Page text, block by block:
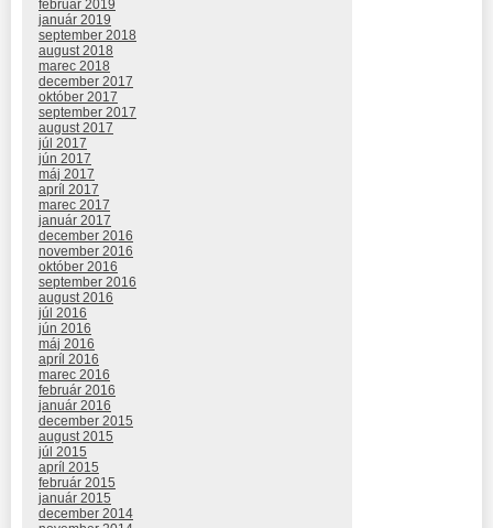
február 2019
január 2019
september 2018
august 2018
marec 2018
december 2017
október 2017
september 2017
august 2017
júl 2017
jún 2017
máj 2017
apríl 2017
marec 2017
január 2017
december 2016
november 2016
október 2016
september 2016
august 2016
júl 2016
jún 2016
máj 2016
apríl 2016
marec 2016
február 2016
január 2016
december 2015
august 2015
júl 2015
apríl 2015
február 2015
január 2015
december 2014